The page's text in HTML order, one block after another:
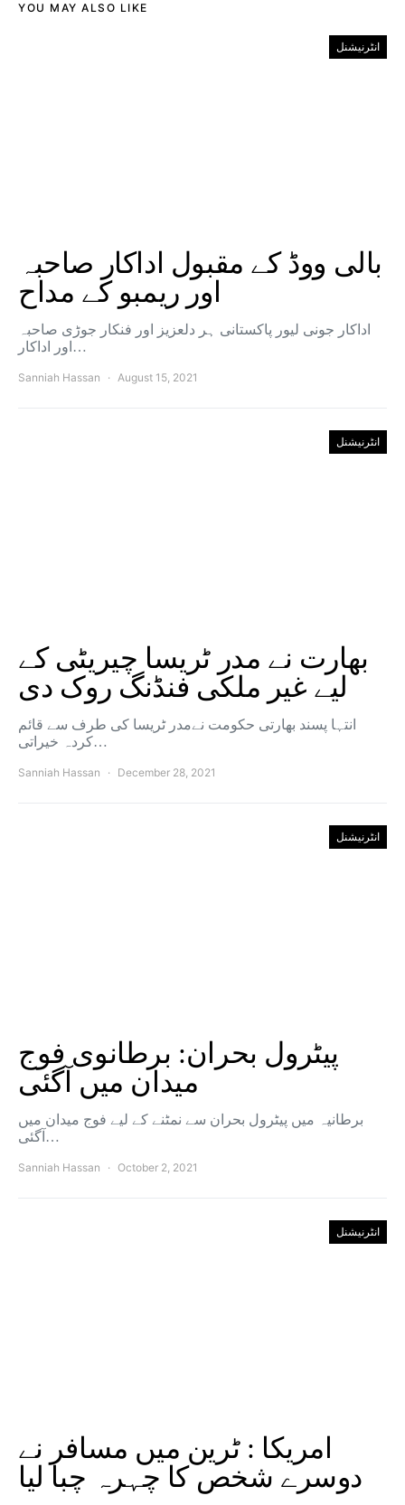
YOU MAY ALSO LIKE
انٹرنیشنل
بالی ووڈ کے مقبول اداکار صاحبہ
اور ریمبو کے مداح
اداکار جونی لیور پاکستانی ہر دلعزیز اور فنکار جوڑی صاحبہ
اور اداکار…
Sanniah Hassan August 15, 2021
انٹرنیشنل
بھارت نے مدر ٹریسا چیریٹی کے
لیے غیر ملکی فنڈنگ ​​روک دی
انتہا پسند بھارتی حکومت نےمدر ٹریسا کی طرف سے قائم
کردہ خیراتی…
Sanniah Hassan December 28, 2021
انٹرنیشنل
پیٹرول بحران: برطانوی فوج
میدان میں آگئی
برطانیہ میں پیٹرول بحران سے نمٹنے کے لیے فوج میدان میں
آگئی…
Sanniah Hassan October 2, 2021
انٹرنیشنل
امریکا : ٹرین میں مسافر نے
دوسرے شخص کا چہرہ چبا لیا